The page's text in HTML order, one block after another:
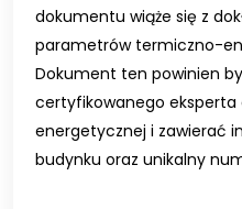
dokumentu wiąże się z
parametrów termiczno-
Dokument ten powinien
certyfikowanego eksperta
energetycznej i zawierać
budynku oraz unikalny